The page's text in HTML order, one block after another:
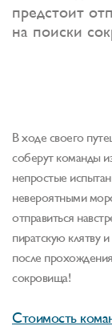
предстоит
на поиски
В ходе своего
соберут команды
непростые
невероятными
отправиться
пиратскую клятву
после
сокровища!
Стоимость